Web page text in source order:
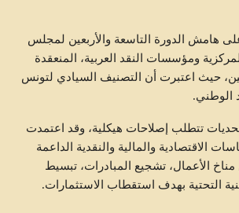
هامش الدورة التاسعة والأربعين لمجلس
ومؤسسات النقد العربية، المنعقدة
حيث اعتبرت أن التصنيف السيادي لتونس
الوطني.
تتطلب إصلاحات هيكلية، وقد اعتمدت
الاقتصادية والمالية والنقدية الداعمة
الأعمال، تشجيع المبادرات، تبسيط
التحتية بهدف استقطاب الاستثمارات.